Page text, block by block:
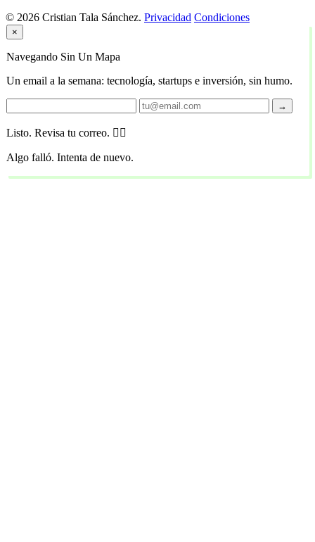
© 2026 Cristian Tala Sánchez. Privacidad Condiciones
×
Navegando Sin Un Mapa
Un email a la semana: tecnología, startups e inversión, sin humo.
→
Listo. Revisa tu correo. 🏴‍☠️
Algo falló. Intenta de nuevo.